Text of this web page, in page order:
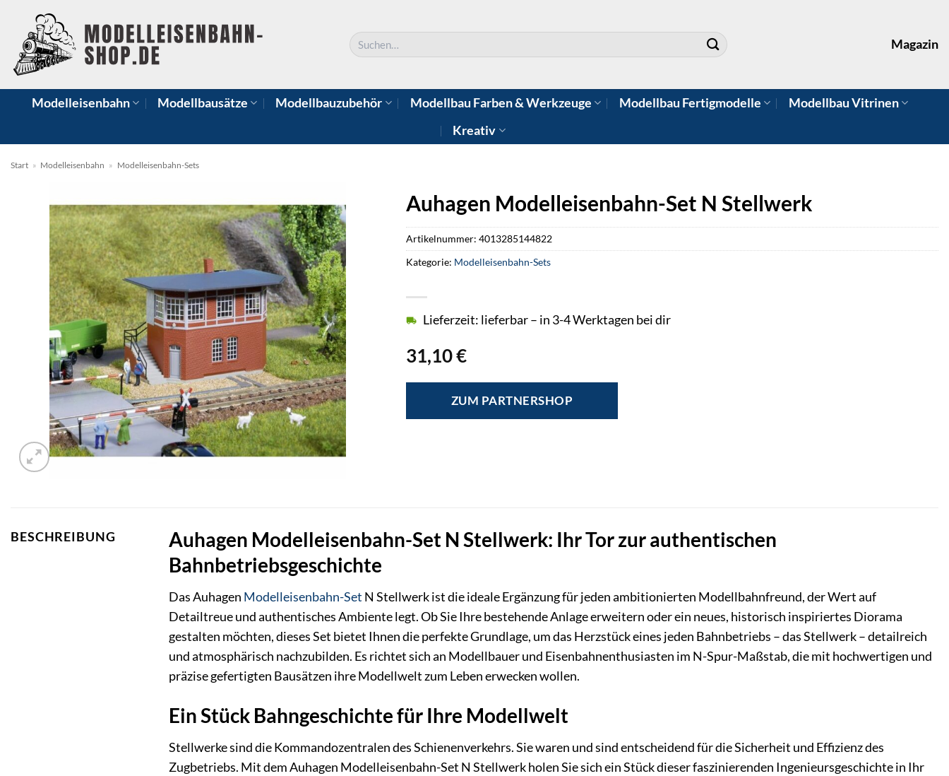
Inhalt
springen
Suchen
nach:
Magazin
Modelleisenbahn Modellbausätze Modellbauzubehör Modellbau Farben & Werkzeuge Modellbau Fertigmodelle
Modellbau Vitrinen
Kreativ
Start » Modelleisenbahn » Modelleisenbahn-Sets
Auhagen Modelleisenbahn-Set N Stellwerk
31,10€
Lieferzeit: lieferbar – in 3-4 Werktagen bei dir
ZUM PARTNERSHOP
Artikelnummer: 4013285144822
Kategorie: Modelleisenbahn-Sets
BESCHREIBUNG
Auhagen Modelleisenbahn-Set N Stellwerk: Ihr Tor zur authentischen
Bahnbetriebsgeschichte
Das Auhagen Modelleisenbahn-Set N Stellwerk ist die ideale Ergänzung für jeden ambitionierten Modellbahnfreund, der Wert auf
Detailtreue und authentisches Ambiente legt. Ob Sie Ihre bestehende Anlage erweitern oder ein neues, historisch inspiriertes Diorama
gestalten möchten, dieses Set bietet Ihnen die perfekte Grundlage, um das Herzstück eines jeden Bahnbetriebs – das Stellwerk – detailreich
und atmosphärisch nachzubilden. Es richtet sich an Modellbauer und Eisenbahnenthusiasten im N-Spur-Maßstab, die mit hochwertigen und
präzise gefertigten Bausätzen ihre Modellwelt zum Leben erwecken wollen.
Ein Stück Bahngeschichte für Ihre Modellwelt
Stellwerke sind die Kommandozentralen des Schienenverkehrs. Sie waren und sind entscheidend für die Sicherheit und Effizienz des
Zugbetriebs. Mit dem Auhagen Modelleisenbahn-Set N Stellwerk holen Sie sich ein Stück dieser faszinierenden Ingenieursgeschichte in Ihr